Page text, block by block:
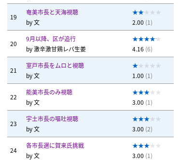
19
奄美市長と天海視聴
by文 2.00 (1)
20
9月以降、区が追行
by激辛激甘鶏レバ生姜 4.16 (6)
21
室戸市長をムロと視聴
by文 1.00 (1)
22
能美市長のみ視聴
by文 3.00 (1)
23
宇土市長の嘔吐視聴
by文 3.00 (2)
24
各市長選に賀来氏挑戦
by文 3.00 (1)